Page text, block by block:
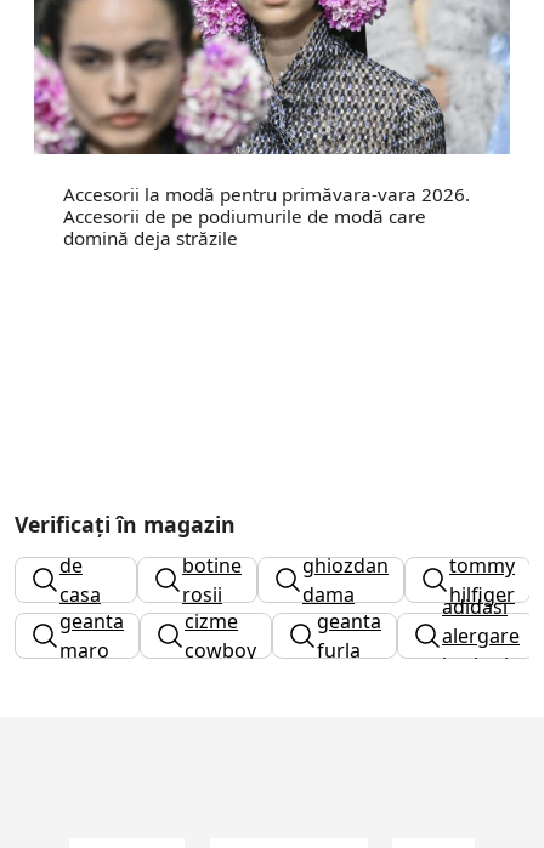
Accesorii la modă pentru primăvara-vara 2026.
Accesorii de pe podiumurile de modă care
domină deja străzile
Verificați în magazin
papuci
de
casa
dama
botine
rosii
ghiozdan
dama
tommy
hilfiger
dama
geanta
maro
cizme
cowboy
geanta
furla
adidasi
alergare
barbati